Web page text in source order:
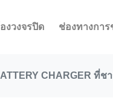
งวงจรปิด ช่องทางการ
CHARGER ที่